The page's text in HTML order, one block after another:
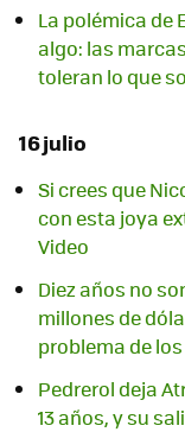
La polémica de
algo: las
toleran lo que
16 julio
Si crees que
con esta joya
Video
Diez años no
millones de
problema de
Pedrerol deja
13 años, y su